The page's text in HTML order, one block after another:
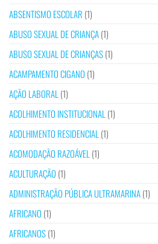
ABSENTISMO ESCOLAR (1)
ABUSO SEXUAL DE CRIANÇA(1)
ABUSO SEXUAL DE CRIANÇAS(1)
ACAMPAMENTO CIGANO (1)
AÇÃO LABORAL (1)
ACOLHIMENTO INSTITUCIONAL (1)
ACOLHIMENTO RESIDENCIAL (1)
ACOMODAÇÃO RAZOÁVEL (1)
ACULTURAÇÃO (1)
ADMINISTRAÇÃO PÚBLICA ULTRAMARINA(1)
AFRICANO (1)
AFRICANOS(1)